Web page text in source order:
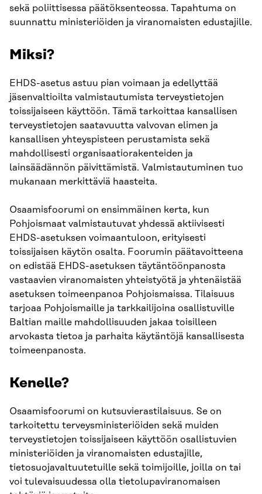
sekä poliittisessa päätöksenteossa. Tapahtuma on
suunnattu ministeriöiden ja viranomaisten edustajille.
Miksi?
EHDS-asetus astuu pian voimaan ja edellyttää
jäsenvaltioilta valmistautumista terveystietojen
toissijaiseen käyttöön. Tämä tarkoittaa kansallisen
terveystietojen saatavuutta valvovan elimen ja
kansallisen yhteyspisteen perustamista sekä
mahdollisesti organisaatiorakenteiden ja
lainsäädännön päivittämistä. Valmistautuminen tuo
mukanaan merkittäviä haasteita.
Osaamisfoorumi on ensimmäinen kerta, kun
Pohjoismaat valmistautuvat yhdessä aktiivisesti
EHDS-asetuksen voimaantuloon, erityisesti
toissijaisen käytön osalta. Foorumin päätavoitteena
on edistää EHDS-asetuksen täytäntöönpanosta
vastaavien viranomaisten yhteistyötä ja yhtenäistää
asetuksen toimeenpanoa Pohjoismaissa. Tilaisuus
tarjoaa Pohjoismaille ja tarkkailijoina osallistuville
Baltian maille mahdollisuuden jakaa toisilleen
arvokasta tietoa ja parhaita käytäntöjä kansallisesta
toimeenpanosta.
Kenelle?
Osaamisfoorumi on kutsuvierastilaisuus. Se on
tarkoitettu terveysministeriöiden sekä muiden
terveystietojen toissijaiseen käyttöön osallistuvien
ministeriöiden ja viranomaisten edustajille,
tietosuojavaltuutetuille sekä toimijoille, joilla on tai
voi tulevaisuudessa olla tietolupaviranomaisen